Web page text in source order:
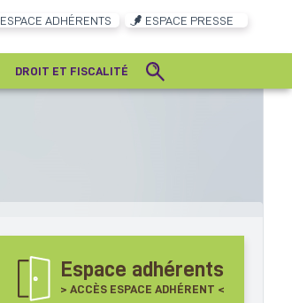
ESPACE ADHÉRENTS ESPACE PRESSE
DROIT ET FISCALITÉ
Espace adhérents
> ACCÈS ESPACE ADHÉRENT <